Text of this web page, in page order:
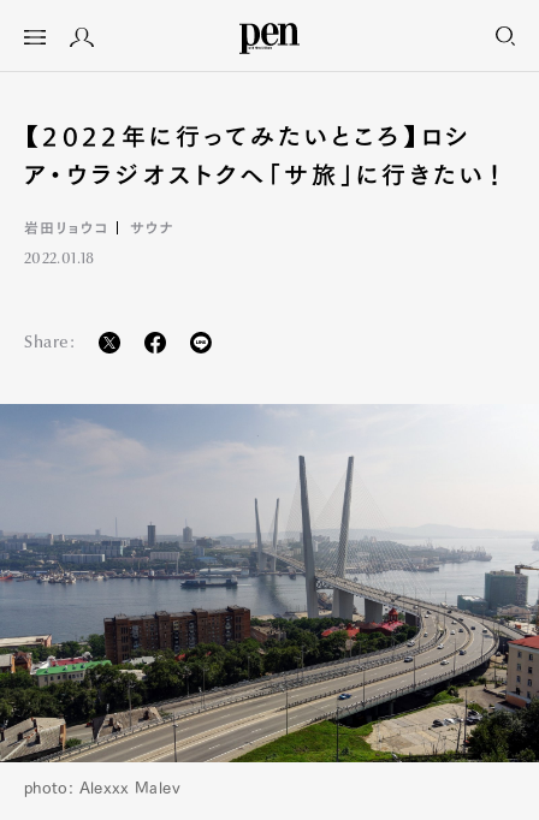
【2022年に行ってみたいところ】ロシ
ア・ウラジオストクへ「サ旅」に行きたい！
岩田リョウコ サウナ
2022.01.18
Share:
photo: Alexxx Malev